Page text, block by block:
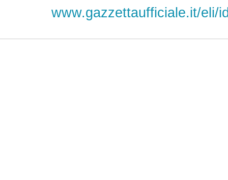
www.gazzettaufficiale.it/eli/